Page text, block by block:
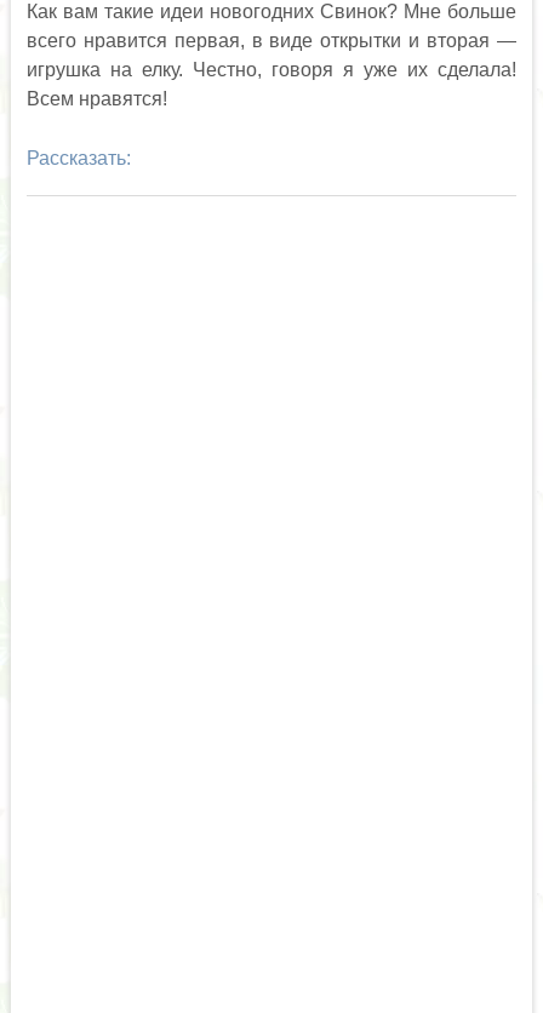
Как вам такие идеи новогодних Свинок? Мне больше
всего нравится первая, в виде открытки и вторая —
игрушка на елку. Честно, говоря я уже их сделала!
Всем нравятся!
Рассказать: